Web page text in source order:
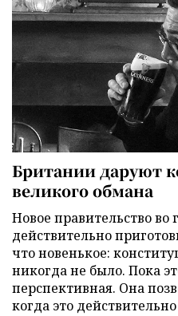
Британии даруют
великого обмана
Новое правительство
действительно
что новенькое:
никогда не было. Пока
перспективная. Она
когда это